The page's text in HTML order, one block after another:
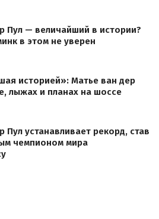
Пул — величайший в истории?
в этом не уверен
историей»: Матье ван дер
лыжах и планах на шоссе
Пул устанавливает рекорд, став
чемпионом мира